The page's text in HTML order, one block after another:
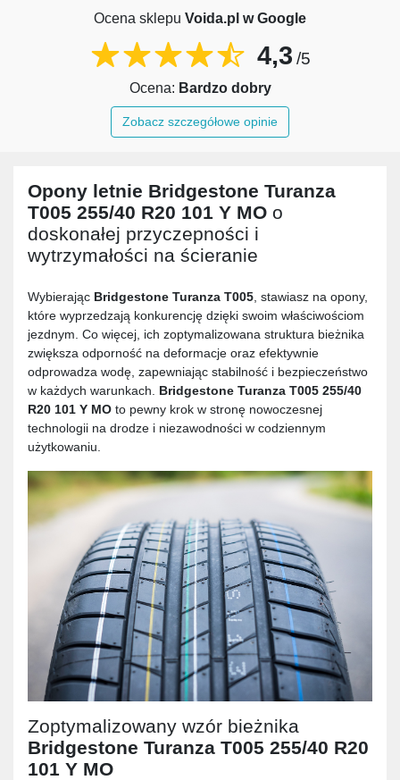
Ocena sklepu Voida.pl w Google
4,3 /5
Ocena: Bardzo dobry
Zobacz szczegółowe opinie
Opony letnie Bridgestone Turanza
T005 255/40 R20 101 Y MO o
doskonałej przyczepności i
wytrzymałości na ścieranie
Wybierając Bridgestone Turanza T005, stawiasz na opony,
które wyprzedzają konkurencję dzięki swoim właściwościom
jezdnym. Co więcej, ich zoptymalizowana struktura bieżnika
zwiększa odporność na deformacje oraz efektywnie
odprowadza wodę, zapewniając stabilność i bezpieczeństwo
w każdych warunkach. Bridgestone Turanza T005 255/40
R20 101 Y MO to pewny krok w stronę nowoczesnej
technologii na drodze i niezawodności w codziennym
użytkowaniu.
Zoptymalizowany wzór bieżnika
Bridgestone Turanza T005 255/40 R20
101 Y MO